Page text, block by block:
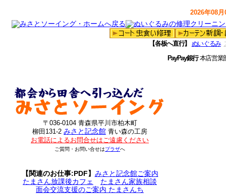
2026年08
【各板へ直行】 ぬいぐるみ
PayPay銀行本店営
〒036-0104 青森県平川市柏木町
柳田131-2 みさと記念館 青い森の工房
お電話によるお問合せはご遠慮ください
ご質問・お問い合せはプラザへ
【関連のお仕事:PDF】 みさと記念館ご案内
たまさん放課後カフェ
たまさん家族相談
面会交流支援のご案内 たまさんち